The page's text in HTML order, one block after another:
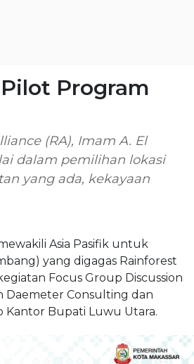
Program
(RA), Imam A. El
dalam pemilihan lokasi
yang ada, kekayaan
Asia Pasifik untuk
yang digagas Rainforest
Focus Group Discussion
Daemeter Consulting dan
Kantor Bupati Luwu Utara.